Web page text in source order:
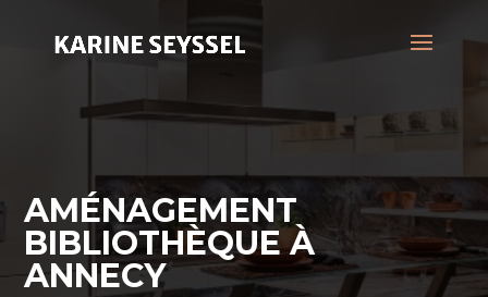
AMÉNAGEMENT
BIBLIOTHÈQUE À
ANNECY